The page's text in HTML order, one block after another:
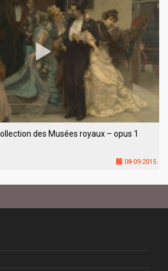
des Musées royaux – opus 1
08-09-2015